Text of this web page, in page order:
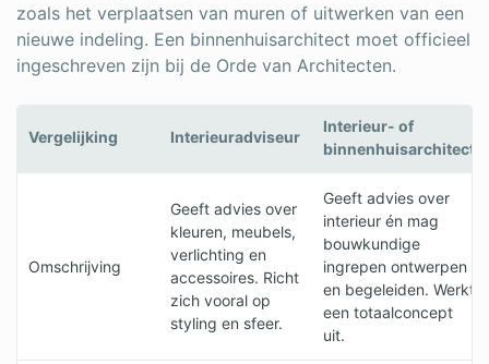
zoals het verplaatsen van muren of uitwerken van een
nieuwe indeling. Een binnenhuisarchitect moet officieel
ingeschreven zijn bij de Orde van Architecten.
Vergelijking Interieuradviseur
Interieur- of
binnenhuisarchitect
Omschrijving
Geeft advies over
kleuren, meubels,
verlichting en
accessoires. Richt
zich vooral op
styling en sfeer.
Geeft advies over
interieur én mag
bouwkundige
ingrepen ontwerpen
en begeleiden. Werkt
een totaalconcept
uit.